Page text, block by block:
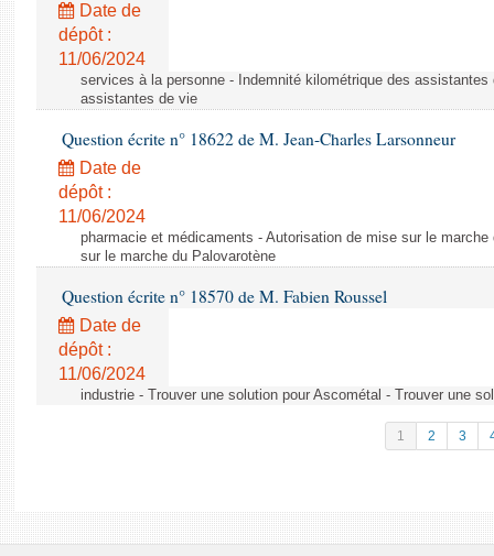
Date de
dépôt :
11/06/2024
services à la personne - Indemnité kilométrique des
assistantes de vie
Question écrite n° 18622 de M. Jean-Charles Larsonneur
Date de
dépôt :
11/06/2024
pharmacie et médicaments - Autorisation de mise sur le
sur le marche du Palovarotène
Question écrite n° 18570 de M. Fabien Roussel
Date de
dépôt :
11/06/2024
industrie - Trouver une solution pour Ascométal - Trouver une
1 2 3